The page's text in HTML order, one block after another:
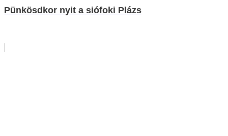
Pünkösdkor nyit a siófoki Plázs